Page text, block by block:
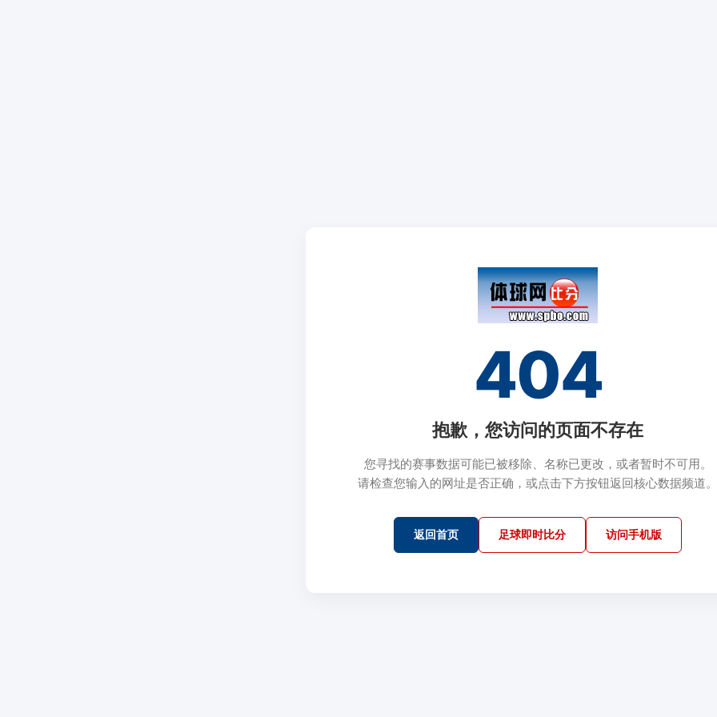
404
抱歉，您访问的页面不存在
您寻找的赛事数据可能已被移除、名称已更改，或者暂时不可用。
请检查您输入的网址是否正确，或点击下方按钮返回核心数据频道。
返回首页 足球即时比分 访问手机版